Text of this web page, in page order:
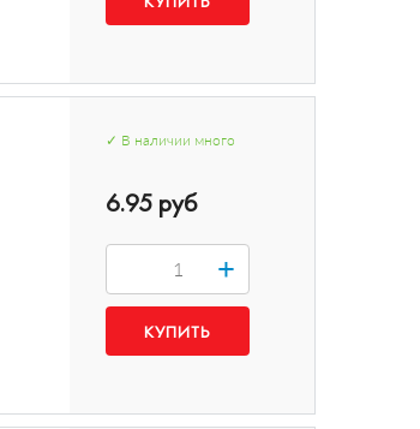
✓ В наличии много
6.95 руб
+